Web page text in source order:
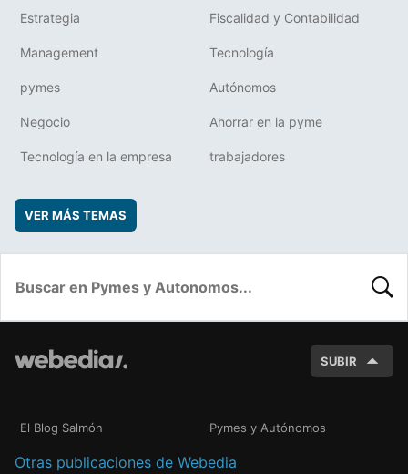
Estrategia Fiscalidad y Contabilidad
Management Tecnología
pymes Autónomos
Negocio Ahorrar en la pyme
Tecnología en la empresa trabajadores
VER MÁS TEMAS
SUBIR
El Blog Salmón Pymes y Autónomos
Otras publicaciones de Webedia